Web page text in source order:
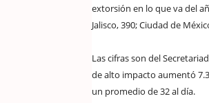
extorsión en lo que va del
Jalisco, 390; Ciudad de
Las cifras son del
de alto impacto aumentó
un promedio de 32 al día.